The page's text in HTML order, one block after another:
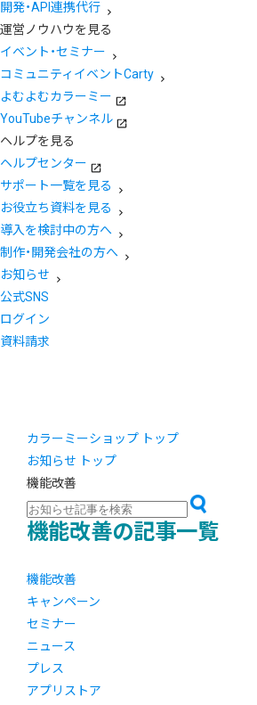
開発・API連携代行
運営ノウハウを見る
イベント・セミナー
コミュニティイベントCarty
よむよむカラーミー
YouTubeチャンネル
ヘルプを見る
ヘルプセンター
サポート一覧を見る
お役立ち資料を見る
導入を検討中の方へ
制作・開発会社の方へ
お知らせ
公式SNS
ログイン
資料請求
カラーミーショップ トップ
お知らせ トップ
機能改善
機能改善の記事一覧
機能改善
キャンペーン
セミナー
ニュース
プレス
アプリストア